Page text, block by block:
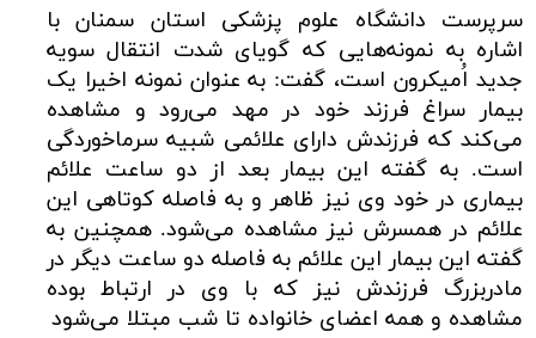
سرپرست دانشگاه علوم پزشکی استان سمنان با
اشاره به نمونه‌هایی که گویای شدت انتقال سویه
جدید اُمیکرون است، گفت: به عنوان نمونه اخیرا یک
بیمار سراغ فرزند خود در مهد می‌رود و مشاهده
می‌کند که فرزندش دارای علائمی شبیه سرماخوردگی
است. به گفته این بیمار بعد از دو ساعت علائم
بیماری در خود وی نیز ظاهر و به فاصله کوتاهی این
علائم در همسرش نیز مشاهده می‌شود. همچنین به
گفته این بیمار این علائم به فاصله دو ساعت دیگر در
مادربزرگ فرزندش نیز که با وی در ارتباط بوده
مشاهده و همه اعضای خانواده تا شب مبتلا می‌شود